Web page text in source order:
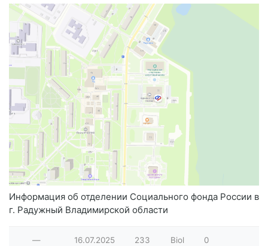
Информация об отделении Социального фонда России в
г. Радужный Владимирской области
— 16.07.2025 233 Biol 0